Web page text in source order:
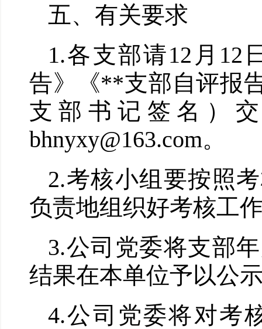
五、有关要求
1.各支部请12月12
告》《**支部自评报
支部书记签名）
bhnyxy@163.com。
2.考核小组要按照
负责地组织好考核工
3.公司党委将支部
结果在本单位予以公
4.公司党委将对考